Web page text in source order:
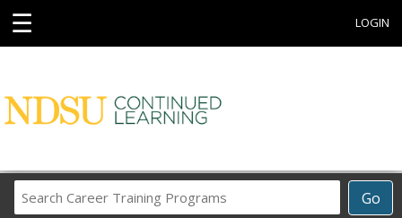
☰ LOGIN
Go
Career